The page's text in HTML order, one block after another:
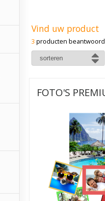
Vind uw product
3 producten
FOTO'S